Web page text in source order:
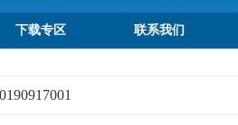
下载专区 联系我们